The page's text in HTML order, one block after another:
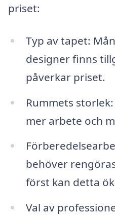
priset:
Typ av tapet:
designer finns
påverkar priset.
Rummets
mer arbete och
behöver
först kan detta
Val av